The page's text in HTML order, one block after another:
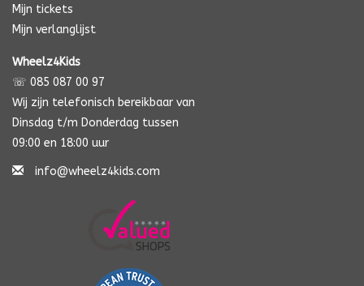
Mijn tickets
Mijn verlanglijst
Wheelz4Kids
☏ 085 087 00 97
Wij zijn telefonisch bereikbaar van
Dinsdag t/m Donderdag tussen
09:00 en 18:00 uur
info@wheelz4kids.com